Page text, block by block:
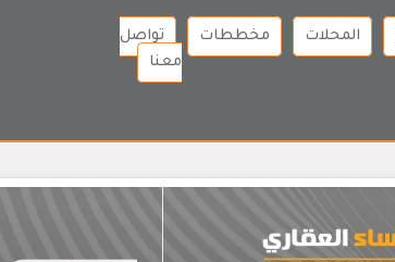
المحلات مخططات
تواصل
معنا